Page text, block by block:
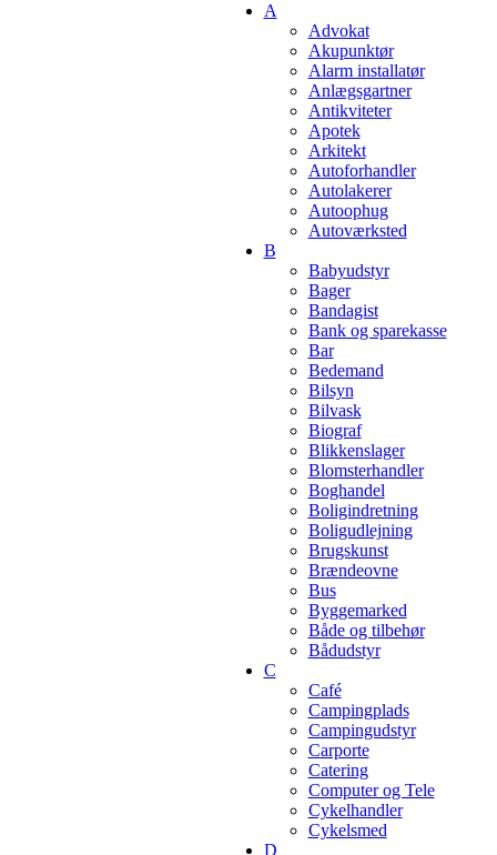
A
Advokat
Akupunktør
Alarm installatør
Anlægsgartner
Antikviteter
Apotek
Arkitekt
Autoforhandler
Autolakerer
Autoophug
Autoværksted
B
Babyudstyr
Bager
Bandagist
Bank og sparekasse
Bar
Bedemand
Bilsyn
Bilvask
Biograf
Blikkenslager
Blomsterhandler
Boghandel
Boligindretning
Boligudlejning
Brugskunst
Brændeovne
Bus
Byggemarked
Både og tilbehør
Bådudstyr
C
Café
Campingplads
Campingudstyr
Carporte
Catering
Computer og Tele
Cykelhandler
Cykelsmed
D